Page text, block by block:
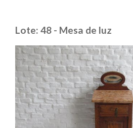
Lote: 48 - Mesa de luz